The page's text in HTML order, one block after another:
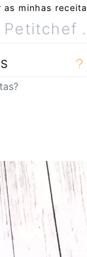
as minhas